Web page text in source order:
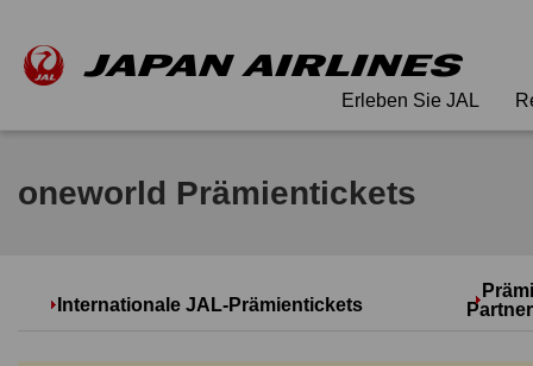
Erleben Sie JAL
oneworld Prämientickets
Internationale JAL-Prämientickets